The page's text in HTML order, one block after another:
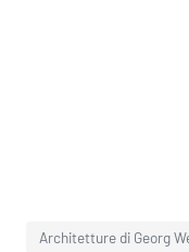
Architetture di Georg